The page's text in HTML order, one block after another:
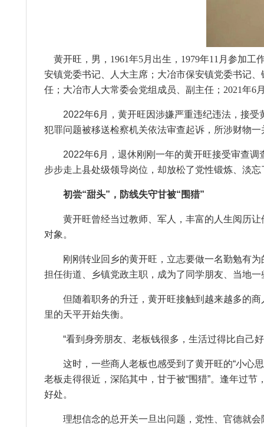
黄开旺，男，1961年5月出生，1979年11月参加工
安镇党委书记、人大主席；大冶市保安镇党委书记
任；大冶市人大常委会党组成员、副主任；2021年6
2022年6月，黄开旺因涉嫌严重违纪违法，接受
犯罪问题被移送检察机关依法审查起诉，所涉财物一
2022年6月，退休刚刚一年的黄开旺接受审查调
步步走上县处级领导岗位，却放松了党性锻炼、淡
初尝“甜头”，防线失守甘被“围猎”
黄开旺曾经当过教师、军人，丰富的人生阅历让
对象。
刚刚转业回乡的黄开旺，立志要做一名勤勉有为
担任街道、乡镇党政主职，成为了同学朋友、当地一
但随着职务的升迁，黄开旺接触到越来越多的商
里的天平开始失衡。
“看到身旁朋友、老板钱很多，生活过得比自己好
这时，一些商人老板也感受到了黄开旺的“小心思
老板走得很近，深陷其中，甘于被“围猎”。逢年过
好处。
理想信念的总开关一旦出问题，党性、官德就会